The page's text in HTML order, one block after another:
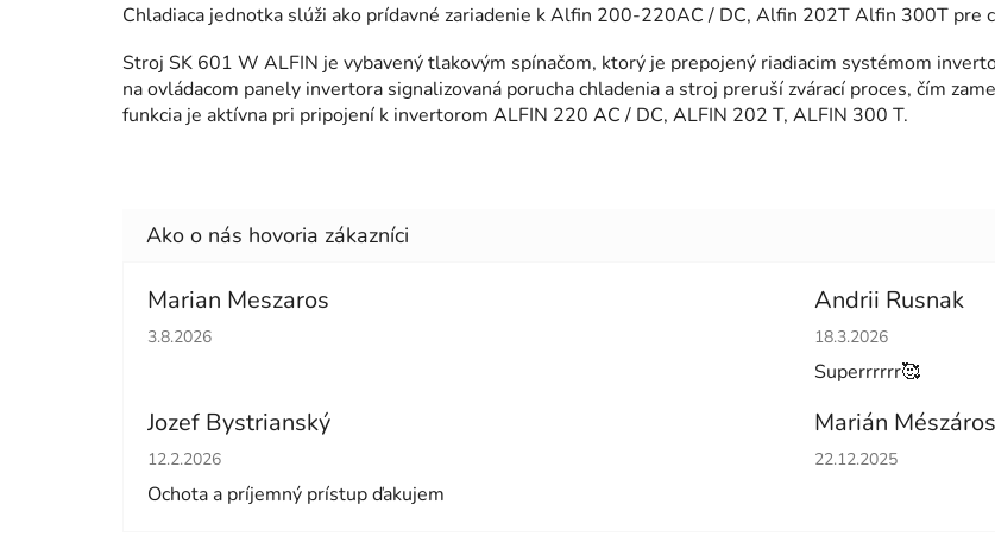
Chladiaca jednotka slúži ako prídavné zariadenie k Alfin 200-220AC / DC, Alfin 202T Alfin 300T pre
Stroj SK 601 W ALFIN je vybavený tlakovým spínačom, ktorý je prepojený riadiacim systémom
na ovládacom panely invertora signalizovaná porucha chladenia a stroj preruší zvárací proces, čím
funkcia je aktívna pri pripojení k invertorom ALFIN 220 AC / DC, ALFIN 202 T, ALFIN 300 T.
Marian Meszaros
Hodnotenie obchodu je 5 z 5 hviezdičiek.
3.8.2026
Andrii Rusnak
Hodnotenie obchodu
18.3.2026
Superrrrrr🥰
Jozef Bystrianský
Hodnotenie obchodu je 5 z 5 hviezdičiek.
12.2.2026
Ochota a príjemný prístup ďakujem
Marián Mészáros
Hodnotenie obchodu
22.12.2025